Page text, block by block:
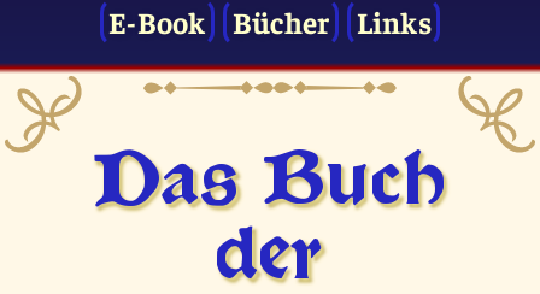
E-Book
Bücher Links
Das Buch
der